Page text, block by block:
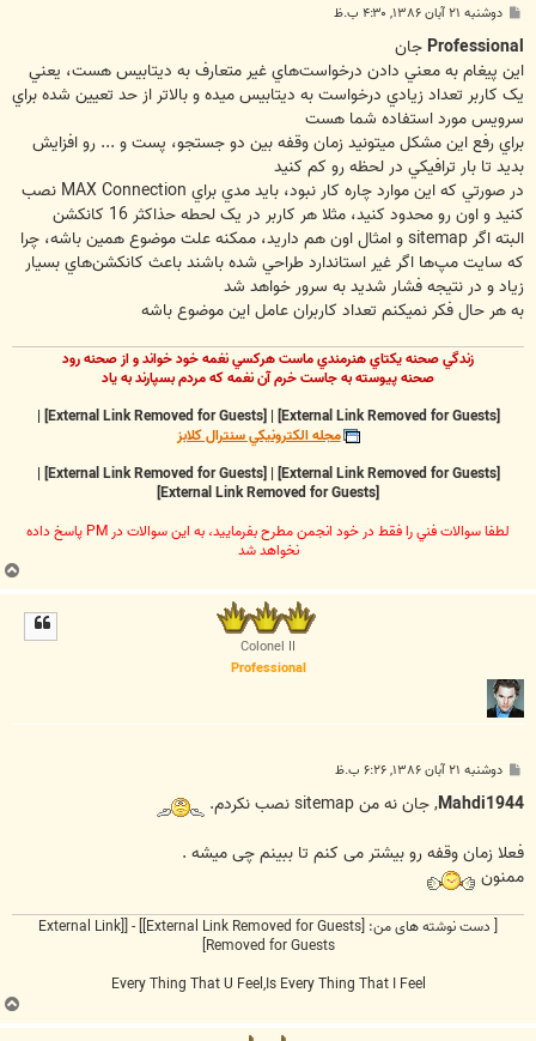
پ
ت
دوشنبه ۲۱ آبان ۱۳۸۶, ۴:۳۰ ب.ظ
Professionalجان
اين پيغام به معني دادن درخواست‌هاي غير متعارف به ديتابيس هست، يعني
يک کاربر تعداد زيادي درخواست به ديتابيس ميده و بالاتر از حد تعيين شده براي
سرويس مورد استفاده شما هست
براي رفع اين مشکل ميتونيد زمان وقفه بين دو جستجو، پست و ... رو افزايش
بديد تا بار ترافيکي در لحظه رو کم کنيد
در صورتي که اين موارد چاره کار نبود، بايد مدي براي MAX Connection نصب
کنيد و اون رو محدود کنيد، مثلا هر کاربر در يک لحطه حذاکثر 16 کانکشن
البته اگر sitemap و امثال اون هم داريد، ممکنه علت موضوع همين باشه، چرا
که سايت مپ‌ها اگر غير استاندارد طراحي شده باشند باعث کانکشن‌هاي بسيار
زياد و در نتيجه فشار شديد به سرور خواهد شد
به هر حال فکر نميکنم تعداد کاربران عامل اين موضوع باشه
زندگي صحنه يکتاي هنرمندي ماست هرکسي نغمه خود خواند و از صحنه رود
صحنه پيوسته به جاست خرم آن نغمه که مردم بسپارند به ياد
|
|
مجله الکترونيکي سنترال کلابز
|
|
لطفا سوالات فني را فقط در خود انجمن مطرح بفرماييد، به اين سوالات در PM پاسخ داده
نخواهد شد
ب
ا
Colonel II
Professional
پ
ت
دوشنبه ۲۱ آبان ۱۳۸۶, ۶:۲۶ ب.ظ
Mahdi1944, جان نه من sitemap نصب نکردم.
فعلا زمان وقفه رو بیشتر می کنم تا ببینم چی میشه .
ممنون
[ دست نوشته های من: ] - [
[External Link
Removed for Guests]
Every Thing That U Feel,Is Every Thing That I Feel
ب
ا